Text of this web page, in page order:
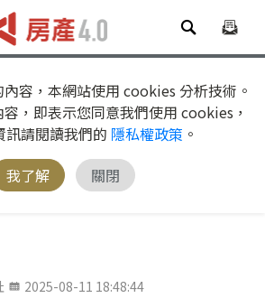
容，本網站使用 cookies 分析技術。
，即表示您同意我們使用 cookies，
請閱讀我們的 隱私權政策 。
我了解
關閉
2025-08-11 18:48:44